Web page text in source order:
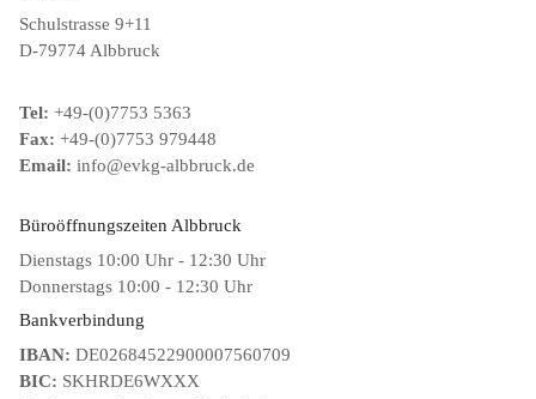
Schulstrasse 9+11
D-79774 Albbruck
Tel: +49-(0)7753 5363
Fax: +49-(0)7753 979448
Email: info@evkg-albbruck.de
Büroöffnungszeiten Albbruck
Dienstags 10:00 Uhr - 12:30 Uhr
Donnerstags 10:00 - 12:30 Uhr
Bankverbindung
IBAN: DE02684522900007560709
BIC: SKHRDE6WXXX